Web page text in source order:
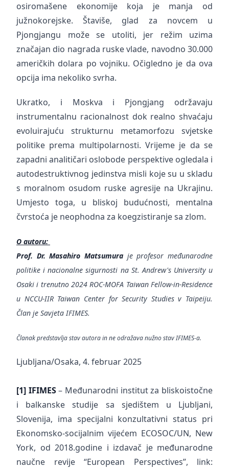
osiromašene ekonomije koja je manja od
južnokorejske. Štaviše, glad za novcem u
Pjongjangu može se utoliti, jer režim uzima
značajan dio nagrada ruske vlade, navodno 30.000
američkih dolara po vojniku. Očigledno je da ova
opcija ima nekoliko svrha.
Ukratko, i Moskva i Pjongjang održavaju
instrumentalnu racionalnost dok realno shvaćaju
evoluirajuću strukturnu metamorfozu svjetske
politike prema multipolarnosti. Vrijeme je da se
zapadni analitičari oslobode perspektive ogledala i
autodestruktivnog jedinstva misli koje su u skladu
s moralnom osudom ruske agresije na Ukrajinu.
Umjesto toga, u bliskoj budućnosti, mentalna
čvrstoća je neophodna za koegzistiranje sa zlom.
O autoru:
Prof. Dr. Masahiro Matsumura je profesor međunarodne
politike i nacionalne sigurnosti na St. Andrew's University u
Osaki i trenutno 2024 ROC-MOFA Taiwan Fellow-in-Residence
u NCCU-IIR Taiwan Center for Security Studies v Taipeiju.
Član je Savjeta IFIMES.
Članak predstavlja stav autora in ne odražava nužno stav IFIMES-a.
Ljubljana/Osaka, 4. februar 2025
[1] IFIMES– Međunarodni institut za bliskoistočne
i balkanske studije sa sjedištem u Ljubljani,
Slovenija, ima specijalni konzultativni status pri
Ekonomsko-socijalnim vijećem ECOSOC/UN, New
York, od 2018.godine i izdavač je međunarodne
naučne revije “European Perspectives”, link: